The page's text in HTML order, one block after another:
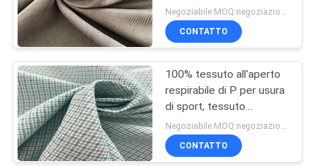
poliestere 100
impermeabile per il
rivestimento freddo
Negoziabile MOQ:negoziazione
CONTATTO
100% tessuto all'aperto
respirabile di P per usura
di sport, tessuto
respirabile leggero
Negoziabile MOQ:negoziazione
CONTATTO